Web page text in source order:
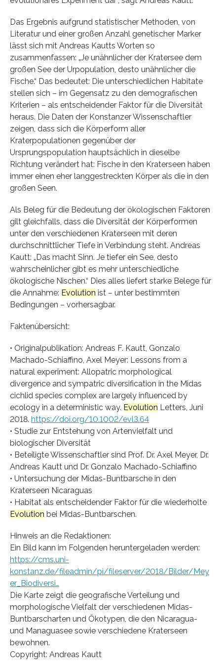
Das Ergebnis aufgrund statistischer Methoden, von
Literatur und einer großen Anzahl genetischer Marker
lässt sich mit Andreas Kautts Worten so
zusammenfassen: „Je unähnlicher der Kratersee dem
großen See der Urpopulation, desto unähnlicher die
Fische.“ Das bedeutet: Die unterschiedlichen Habitate
stellen sich – im Gegensatz zu den demografischen
Kriterien – als entscheidender Faktor für die Diversität
heraus. Die Daten der Konstanzer Wissenschaftler
zeigen, dass sich die Körperform aller
Kraterpopulationen gegenüber der
Ursprungspopulation hauptsächlich in dieselbe
Richtung verändert hat: Fische in den Kraterseen haben
immer einen eher langgestreckten Körper als die in den
großen Seen.
Als Beleg für die Bedeutung der ökologischen Faktoren
gilt gleichfalls, dass die Diversität der Körperformen
unter den verschiedenen Kraterseen mit deren
durchschnittlicher Tiefe in Verbindung steht. Andreas
Kautt: „Das macht Sinn. Je tiefer ein See, desto
wahrscheinlicher gibt es mehr unterschiedliche
ökologische Nischen.“ Dies alles liefert starke Belege für
die Annahme: Evolution ist – unter bestimmten
Bedingungen – vorhersagbar.
Faktenübersicht:
• Originalpublikation: Andreas F. Kautt, Gonzalo
Machado-Schiaffino, Axel Meyer: Lessons from a
natural experiment: Allopatric morphological
divergence and sympatric diversification in the Midas
cichlid species complex are largely influenced by
ecology in a deterministic way. Evolution Letters, Juni
2018. https://doi.org/10.1002/evl3.64
• Studie zur Entstehung von Artenvielfalt und
biologischer Diversität
• Beteiligte Wissenschaftler sind Prof. Dr. Axel Meyer, Dr.
Andreas Kautt und Dr. Gonzalo Machado-Schiaffino
• Untersuchung der Midas-Buntbarsche in den
Kraterseen Nicaraguas
• Habitat als entscheidender Faktor für die wiederholte
Evolution bei Midas-Buntbarschen.
Hinweis an die Redaktionen:
Ein Bild kann im Folgenden heruntergeladen werden:
https://cms.uni-
konstanz.de/fileadmin/pi/fileserver/2018/Bilder/Mey
er_Biodiversi…
Die Karte zeigt die geografische Verteilung und
morphologische Vielfalt der verschiedenen Midas-
Buntbarscharten und Ökotypen, die den Nicaragua-
und Managuasee sowie verschiedene Kraterseen
bewohnen.
Copyright: Andreas Kautt